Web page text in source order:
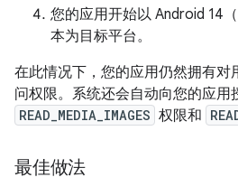
您的应用开始以 Android 14
本为目标平台。
在此情况下，您的应用仍然拥有对
问权限。系统还会自动向您的应用
READ_MEDIA_IMAGES 权限和
最佳做法